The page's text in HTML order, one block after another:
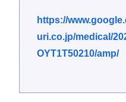
https://
uri.co.jp/medical/
OYT1T50210/amp/